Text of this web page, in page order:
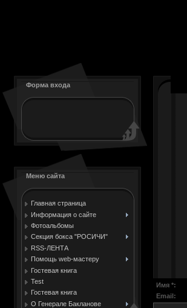
Форма входа
Меню сайта
Главная страница
Информация о сайте
Фотоальбомы
Секция бокса "РОСИЧИ"
RSS-ЛЕНТА
Помощь web-мастеру
Гостевая книга
Test
Гостевая книга
О Генерале Бакланове
Имя *:
Email: